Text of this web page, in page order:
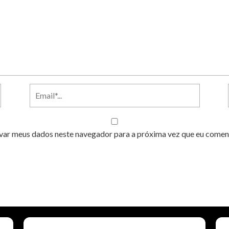
meus dados neste navegador para a próxima vez que eu